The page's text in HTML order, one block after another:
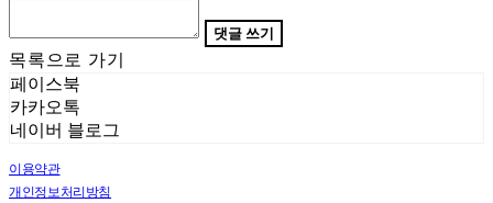
댓글 쓰기
목록으로 가기
페이스북
카카오톡
네이버 블로그
이용약관
개인정보처리방침